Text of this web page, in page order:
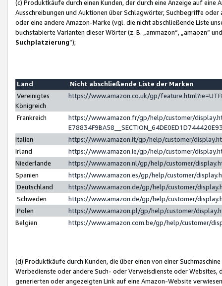
(c) Produktkäufe durch einen Kunden, der durch eine Anzeige auf
Ausschreibungen und Auktionen über Schlagwörter, Suchbegriffe
oder eine andere Amazon-Marke (vgl. die nicht abschließende Liste
buchstabierte Varianten dieser Wörter (z. B. „ammazon“, „amaozn“
Suchplatzierung”);
Land
Nicht abschließende Liste der Marken
Vereinigtes
Königreich
https://www.amazon.co.uk/gp/
Frankreich
https://www.amazon.fr/gp/help/customer/
Italien
https://www.amazon.it/gp/help/customer/
Irland
https://www.amazon.ie/gp/help/customer/
Niederlande
https://www.amazon.nl/gp/help/customer/
Spanien
https://www.amazon.es/gp/help/customer/
Deutschland
https://www.amazon.de/gp/help/customer/
Schweden
https://www.amazon.de/gp/help/customer/
Polen
https://www.amazon.pl/gp/help/customer/
Belgien
https://www.amazon.com.be/gp/help/customer/
(d) Produktkäufe durch Kunden, die über einen von einer
Werbedienste oder andere Such- oder Verweisdienste oder Websites,
generierten oder angezeigten Link auf eine Amazon-Website